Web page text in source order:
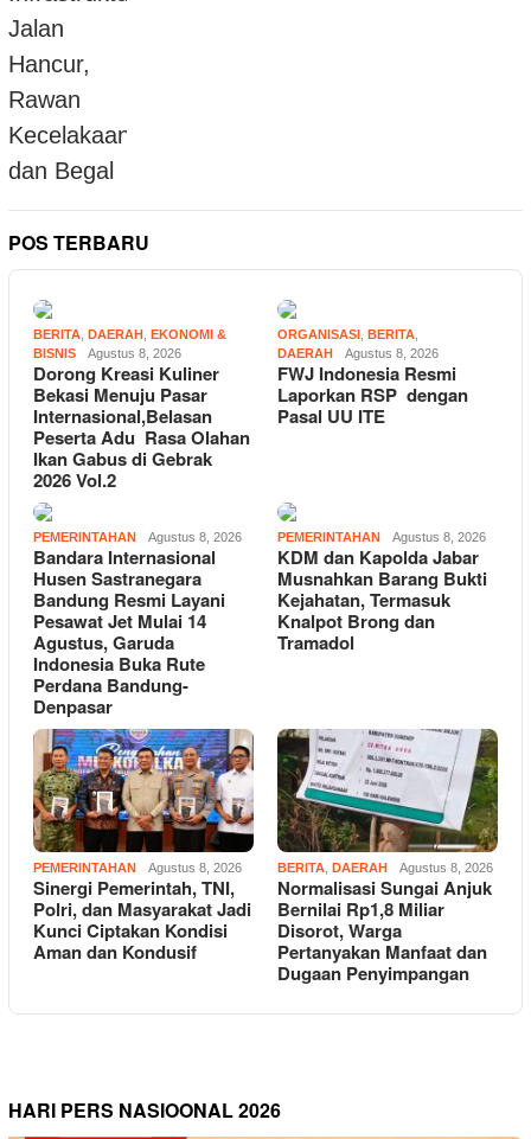
POS TERBARU
BERITA DAERAH EKONOMI &
BISNIS
Agustus 8, 2026
Dorong Kreasi Kuliner
Bekasi Menuju Pasar
Internasional,Belasan
Peserta Adu Rasa Olahan
Ikan Gabus di Gebrak
2026 Vol.2
ORGANISASI BERITA
DAERAH
Agustus 8, 2026
FWJ Indonesia Resmi
Laporkan RSP dengan
Pasal UU ITE
PEMERINTAHAN Agustus 8, 2026
Bandara Internasional
Husen Sastranegara
Bandung Resmi Layani
Pesawat Jet Mulai 14
Agustus, Garuda
Indonesia Buka Rute
Perdana Bandung-
Denpasar
PEMERINTAHAN Agustus 8, 2026
KDM dan Kapolda Jabar
Musnahkan Barang Bukti
Kejahatan, Termasuk
Knalpot Brong dan
Tramadol
PEMERINTAHAN Agustus 8, 2026
Sinergi Pemerintah, TNI,
Polri, dan Masyarakat Jadi
Kunci Ciptakan Kondisi
Aman dan Kondusif
BERITA DAERAH Agustus 8, 2026
Normalisasi Sungai Anjuk
Bernilai Rp1,8 Miliar
Disorot, Warga
Pertanyakan Manfaat dan
Dugaan Penyimpangan
HARI PERS NASIOONAL 2026